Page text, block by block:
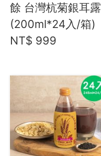
料理盛宴
水餃 / 麵食 / 湯圓 / 包子
滷味 / 香腸 / 下酒菜
礦泉水 / 氣泡水
喫茶喝咖啡 / 飲料
台東紅烏龍氣泡飲
羅賓咖啡坊
餘 台灣杭菊銀耳露
(200ml*24入/箱)
NT$ 999